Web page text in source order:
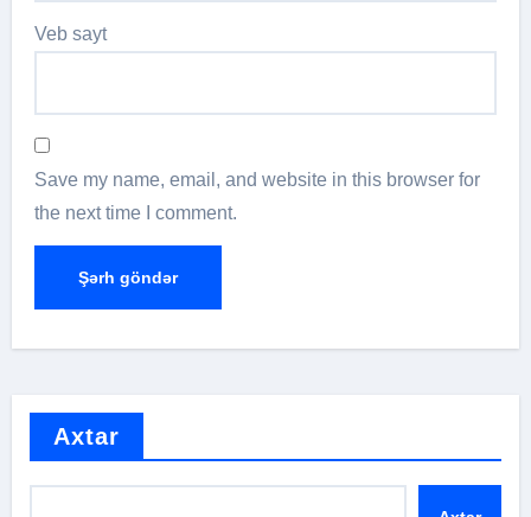
Veb sayt
Save my name, email, and website in this browser for
the next time I comment.
Axtar